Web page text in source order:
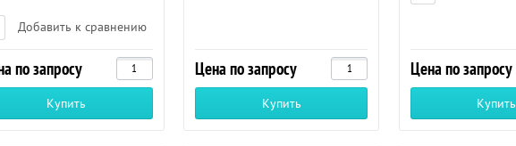
Добавить к сравнению
по запросу
Купить
Цена по запросу
Купить
Цена по запросу
Купить